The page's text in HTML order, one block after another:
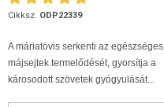
Cikksz. ODP22339
A máriatövis serkenti az egészséges
májsejtek termelődését, gyorsítja a
károsodott szövetek gyógyulását...